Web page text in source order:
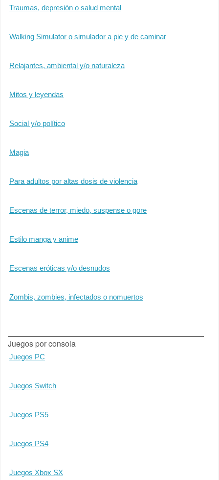
Traumas, depresión o salud mental
Walking Simulator o simulador a pie y de caminar
Relajantes, ambiental y/o naturaleza
Mitos y leyendas
Social y/o político
Magia
Para adultos por altas dosis de violencia
Escenas de terror, miedo, suspense o gore
Estilo manga y anime
Escenas eróticas y/o desnudos
Zombis, zombies, infectados o nomuertos
Juegos por consola
Juegos PC
Juegos Switch
Juegos PS5
Juegos PS4
Juegos Xbox SX